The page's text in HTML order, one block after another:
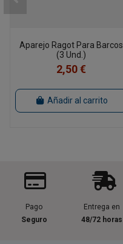
Aparejo Ragot Para Barcos
(3 Und.)
2,50 €
Añadir al carrito
Pago
Seguro
Entrega en
48/72 horas